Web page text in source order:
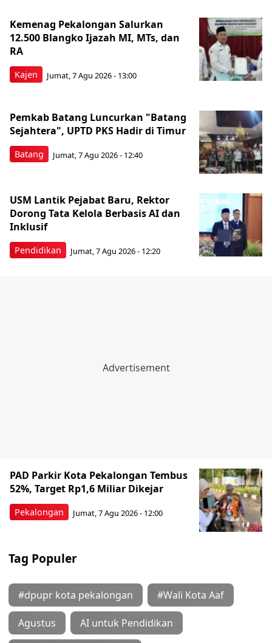
Kajen
Kemenag Pekalongan Salurkan
12.500 Blangko Ijazah MI, MTs, dan
RA
Jumat, 7 Agu 2026 - 13:00
Batang
Pemkab Batang Luncurkan "Batang
Sejahtera", UPTD PKS Hadir di Timur
Jumat, 7 Agu 2026 - 12:40
Pendidikan
USM Lantik Pejabat Baru, Rektor
Dorong Tata Kelola Berbasis AI dan
Inklusif
Jumat, 7 Agu 2026 - 12:20
Pekalongan
PAD Parkir Kota Pekalongan Tembus
52%, Target Rp1,6 Miliar Dikejar
Jumat, 7 Agu 2026 - 12:00
Tag Populer
#dpupr kota pekalongan #Wali Kota Aaf
Agustus AI untuk Pendidikan